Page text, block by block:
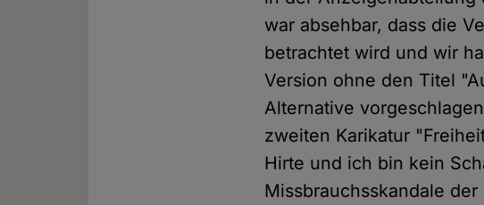
war absehbar, dass die
betrachtet wird und wir
Version ohne den Titel
Alternative
zweiten Karikatur
Hirte und ich bin kein
Missbrauchsskandale